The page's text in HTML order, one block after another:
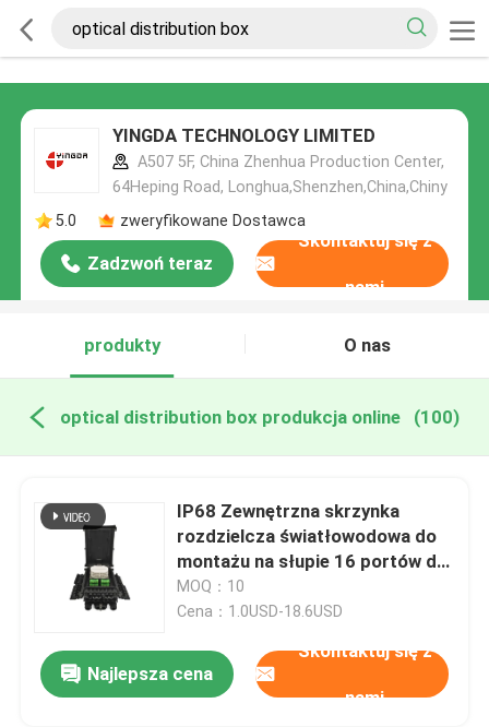
YINGDA TECHNOLOGY LIMITED
A507 5F, China Zhenhua Production Center,
64Heping Road, Longhua,Shenzhen,China,Chiny
5.0
zweryfikowane Dostawca
Zadzwoń teraz
Skontaktuj się z
nami
produkty O nas
optical distribution box produkcja online (100)
IP68 Zewnętrzna skrzynka
rozdzielcza światłowodowa do
montażu na słupie 16 portów do
obudowy kablowej
MOQ：10
Cena：1.0USD-18.6USD
Najlepsza cena
Skontaktuj się z
nami